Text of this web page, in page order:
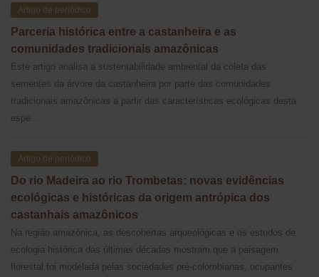
Artigo de periódico
Parceria histórica entre a castanheira e as
comunidades tradicionais amazônicas
Este artigo analisa a sustentabilidade ambiental da coleta das
sementes da árvore da castanheira por parte das comunidades
tradicionais amazônicas a partir das características ecológicas desta
espé...
Artigo de periódico
Do rio Madeira ao rio Trombetas: novas evidências
ecológicas e históricas da origem antrópica dos
castanhais amazônicos
Na região amazônica, as descobertas arqueológicas e os estudos de
ecologia histórica das últimas décadas mostram que a paisagem
florestal foi modelada pelas sociedades pré-colombianas, ocupantes